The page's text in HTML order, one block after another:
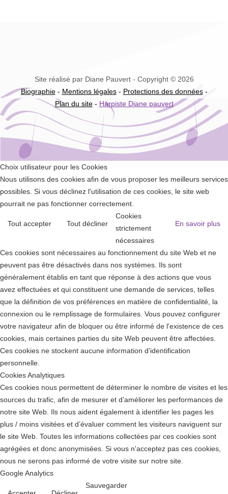
Site réalisé par Diane Pauvert - Copyright © 2026
Biographie- Mentions légales- Protections des données-
Plan du site- Harpiste Diane pauvert
Choix utilisateur pour les Cookies
Nous utilisons des cookies afin de vous proposer les meilleurs services
possibles. Si vous déclinez l'utilisation de ces cookies, le site web
pourrait ne pas fonctionner correctement.
Tout accepter Tout décliner En savoir plus
Cookies
strictement
nécessaires
Ces cookies sont nécessaires au fonctionnement du site Web et ne
peuvent pas être désactivés dans nos systèmes. Ils sont
généralement établis en tant que réponse à des actions que vous
avez effectuées et qui constituent une demande de services, telles
que la définition de vos préférences en matière de confidentialité, la
connexion ou le remplissage de formulaires. Vous pouvez configurer
votre navigateur afin de bloquer ou être informé de l'existence de ces
cookies, mais certaines parties du site Web peuvent être affectées.
Ces cookies ne stockent aucune information d’identification
personnelle.
Cookies Analytiques
Ces cookies nous permettent de déterminer le nombre de visites et les
sources du trafic, afin de mesurer et d’améliorer les performances de
notre site Web. Ils nous aident également à identifier les pages les
plus / moins visitées et d’évaluer comment les visiteurs naviguent sur
le site Web. Toutes les informations collectées par ces cookies sont
agrégées et donc anonymisées. Si vous n'acceptez pas ces cookies,
nous ne serons pas informé de votre visite sur notre site.
Google Analytics
Sauvegarder